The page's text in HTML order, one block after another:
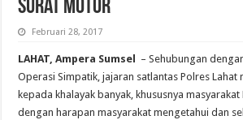
Surat Motor
Februari 28, 2017
LAHAT, Ampera Sumsel
– Sehubungan
Operasi Simpatik, jajaran satlantas Polres
kepada khalayak banyak, khususnya
dengan harapan masyarakat mengetahui dan